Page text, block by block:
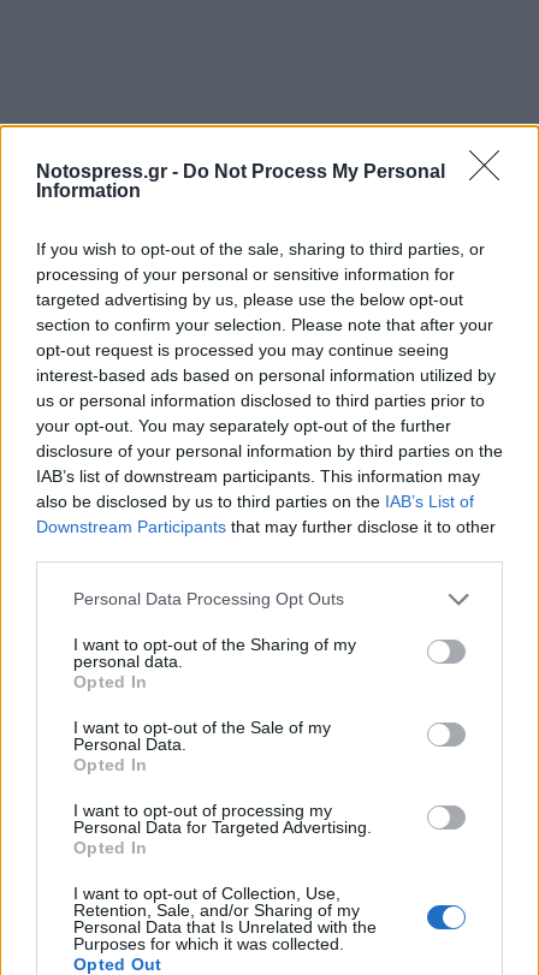
Notospress.gr - Do Not Process My Personal
Information
If you wish to opt-out of the sale, sharing to third parties, or
processing of your personal or sensitive information for
targeted advertising by us, please use the below opt-out
section to confirm your selection. Please note that after your
opt-out request is processed you may continue seeing
interest-based ads based on personal information utilized by
us or personal information disclosed to third parties prior to
your opt-out. You may separately opt-out of the further
disclosure of your personal information by third parties on the
IAB’s list of downstream participants. This information may
also be disclosed by us to third parties on the IAB’s List of
Downstream Participants that may further disclose it to other
Personal Data Processing Opt Outs
I want to opt-out of the Sharing of my
personal data.
Opted In
I want to opt-out of the Sale of my
Personal Data.
Opted In
I want to opt-out of processing my
Personal Data for Targeted Advertising.
Opted In
I want to opt-out of Collection, Use,
Retention, Sale, and/or Sharing of my
Personal Data that Is Unrelated with the
Purposes for which it was collected.
Opted Out
Σχετικά Άρθρα